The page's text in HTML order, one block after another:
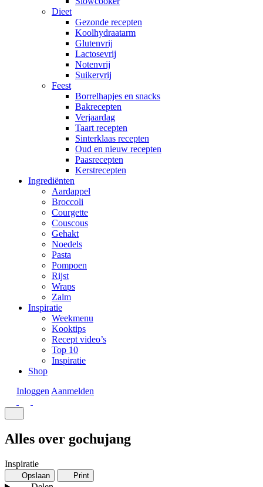
Dieet
Gezonde recepten
Koolhydraatarm
Glutenvrij
Lactosevrij
Notenvrij
Suikervrij
Feest
Borrelhapjes en snacks
Bakrecepten
Verjaardag
Taart recepten
Sinterklaas recepten
Oud en nieuw recepten
Paasrecepten
Kerstrecepten
Ingrediënten
Aardappel
Broccoli
Courgette
Couscous
Gehakt
Noedels
Pasta
Pompoen
Rijst
Wraps
Zalm
Inspiratie
Weekmenu
Kooktips
Recept video’s
Top 10
Inspiratie
Shop
Inloggen Aanmelden
Alles over gochujang
Inspiratie
Opslaan Print